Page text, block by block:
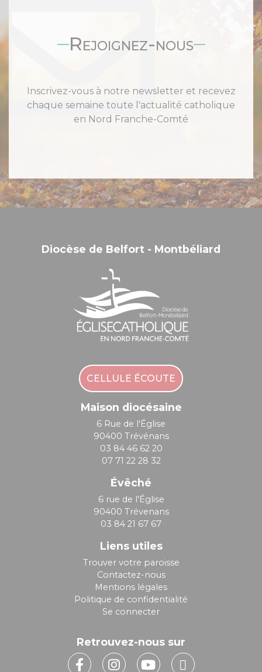
Rejoignez-nous
Inscrivez-vous à notre newsletter et recevez
chaque semaine toute l'actualité catholique
en Nord Franche-Comté
Diocèse de Belfort - Montbéliard
CELLULE ÉCOUTE
Maison diocésaine
6 Rue de l'Église
90400 Trévénans
03 84 46 62 20
07 71 22 28 32
Évêché
6 rue de l'Église
90400 Trévenans
03 84 21 67 67
Liens utiles
Trouver votre paroisse
Contactez-nous
Mentions légales
Politique de confidentialité
Se connecter
Retrouvez-nous sur